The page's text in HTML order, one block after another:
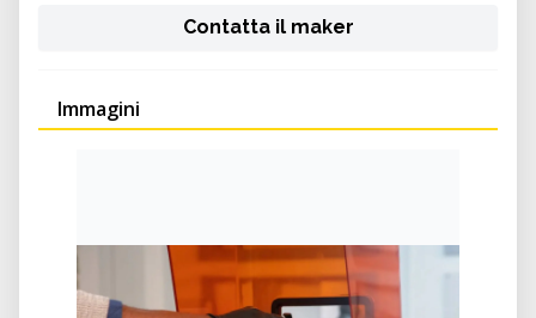
Contatta il maker
Immagini